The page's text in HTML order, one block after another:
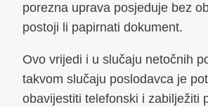
porezna uprava posjeduje bez
postoji li papirnati dokument.
Ovo vrijedi i u slučaju netočnih
takvom slučaju poslodavca je
obavijestiti telefonski i zabilježiti